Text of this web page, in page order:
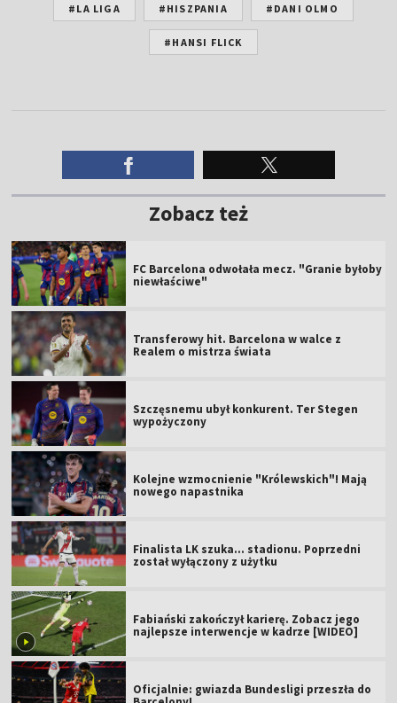
#LA LIGA #HISZPANIA #DANI OLMO
#HANSI FLICK
Zobacz też
FC Barcelona odwołała mecz. "Granie byłoby
niewłaściwe"
Transferowy hit. Barcelona w walce z
Realem o mistrza świata
Szczęsnemu ubył konkurent. Ter Stegen
wypożyczony
Kolejne wzmocnienie "Królewskich"! Mają
nowego napastnika
Finalista LK szuka... stadionu. Poprzedni
został wyłączony z użytku
Fabiański zakończył karierę. Zobacz jego
najlepsze interwencje w kadrze [WIDEO]
Oficjalnie: gwiazda Bundesligi przeszła do